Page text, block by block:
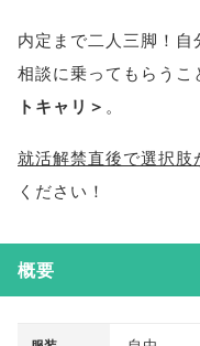
内定まで二人三脚！
相談に乗ってもらうこ
トキャリ＞ 。
就活解禁直後で選択肢
ください！
概要